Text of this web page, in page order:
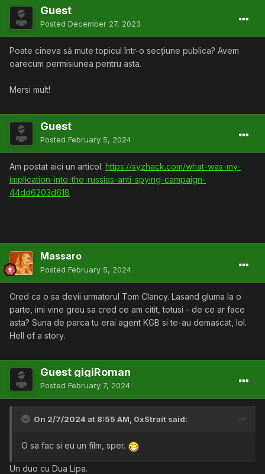
Guest
Posted December 27, 2023
Poate cineva să mute topicul într-o secțiune publica? Avem
oarecum permisiunea pentru asta.
Mersi mult!
Guest
Posted February 5, 2024
Am postat aici un articol: https://syzhack.com/what-was-my-
implication-into-the-russias-anti-spying-campaign-
44dd6203d618
Massaro
Posted February 5, 2024
Cred ca o sa devii urmatorul Tom Clancy. Lasand gluma la o
parte, imi vine greu sa cred ce am citit, totusi - de ce ar face
asta? Suna de parca tu erai agent KGB si te-au demascat, lol.
Hell of a story.
Guest gigiRoman
Posted February 7, 2024
On 2/7/2024 at 8:55 AM, 0xStrait said:
O sa fac si eu un film, sper.
Un duo cu Dua Lipa.